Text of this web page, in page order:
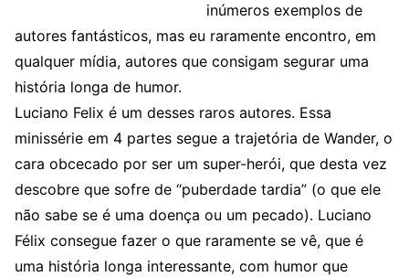
inúmeros exemplos de
autores fantásticos, mas eu raramente encontro, em
qualquer mídia, autores que consigam segurar uma
história longa de humor.
Luciano Felix é um desses raros autores. Essa
minissérie em 4 partes segue a trajetória de Wander, o
cara obcecado por ser um super-herói, que desta vez
descobre que sofre de “puberdade tardia” (o que ele
não sabe se é uma doença ou um pecado). Luciano
Félix consegue fazer o que raramente se vê, que é
uma história longa interessante, com humor que